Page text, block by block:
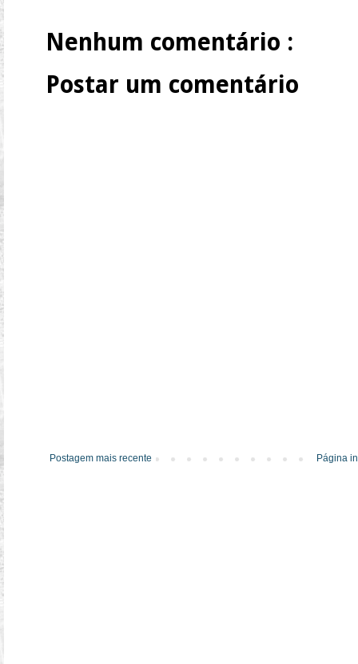
Nenhum comentário :
Postar um comentário
Postagem mais recente Página